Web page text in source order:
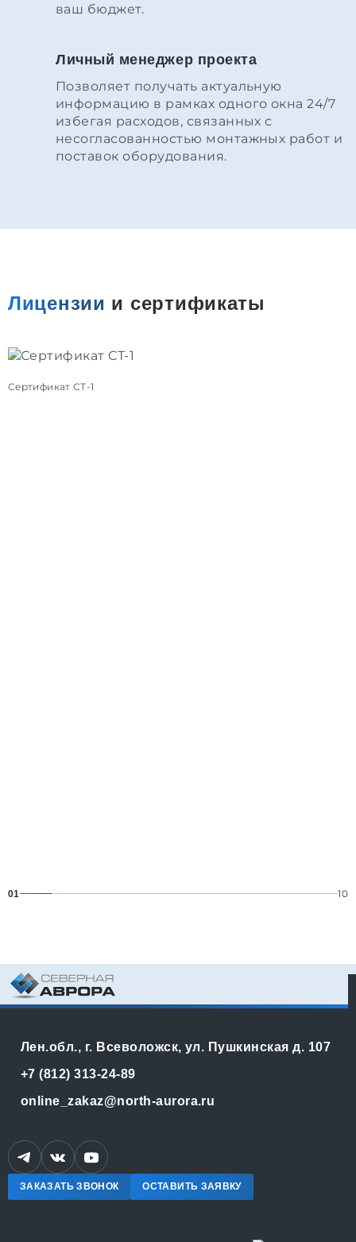
ваш бюджет.
Личный менеджер проекта
Позволяет получать актуальную
информацию в рамках одного окна 24/7
избегая расходов, связанных с
несогласованностью монтажных работ и
поставок оборудования.
Лицензии и сертификаты
Сертификат СТ-1
01 10
Лен.обл., г. Всеволожск, ул. Пушкинская д. 107
+7 (812) 313-24-89
online_zakaz@north-aurora.ru
ЗАКАЗАТЬ ЗВОНОК ОСТАВИТЬ ЗАЯВКУ